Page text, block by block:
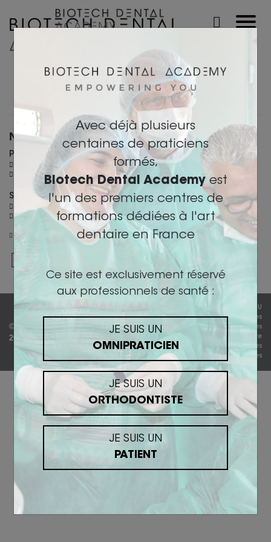
Avec déjà plusieurs
centaines de praticiens
formés,
Biotech Dental Academyest
l'un des premiers centres de
formations dédiées à l'art
dentaire en France
Ce site est exclusivement réservé
aux professionnels de santé :
JE SUIS UN
OMNIPRATICIEN
JE SUIS UN
ORTHODONTISTE
JE SUIS UN
PATIENT
Nous contacter
PARIS
36 Rue des Petits champs - 75002 Paris
+ 33 (0)6 26 30 40 46
SALON-DE-PROVENCE
305 allées de Craponne - 13300 Salon-de-Provence
+ 33 (0)4 90 44 60 60
academy@biotech-dental.com
© BIOTECH DENTAL ACADEMY
2019
CGV/CGU
Politique de protection des
données
Plan du site
Mentions légales
Cookies